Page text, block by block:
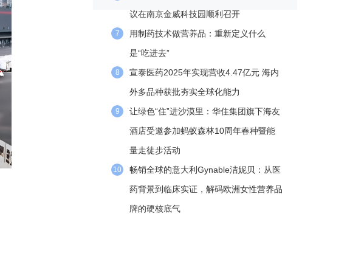
议在南京金威科技园顺利召开
7
用制药技术做营养品：重新定义什么
是“吃进去”
8
宣泰医药2025年实现营收4.47亿元 海内
外多品种获批夯实全球化能力
9
让绿色“住”进沙漠里：华住集团旗下海友
酒店受邀参加蚂蚁森林10周年春种暨能
量走徒步活动
10
畅销全球的意大利Gynable洁妮贝：从医
药背景到临床实证，解码欧洲女性营养品
牌的硬核底气